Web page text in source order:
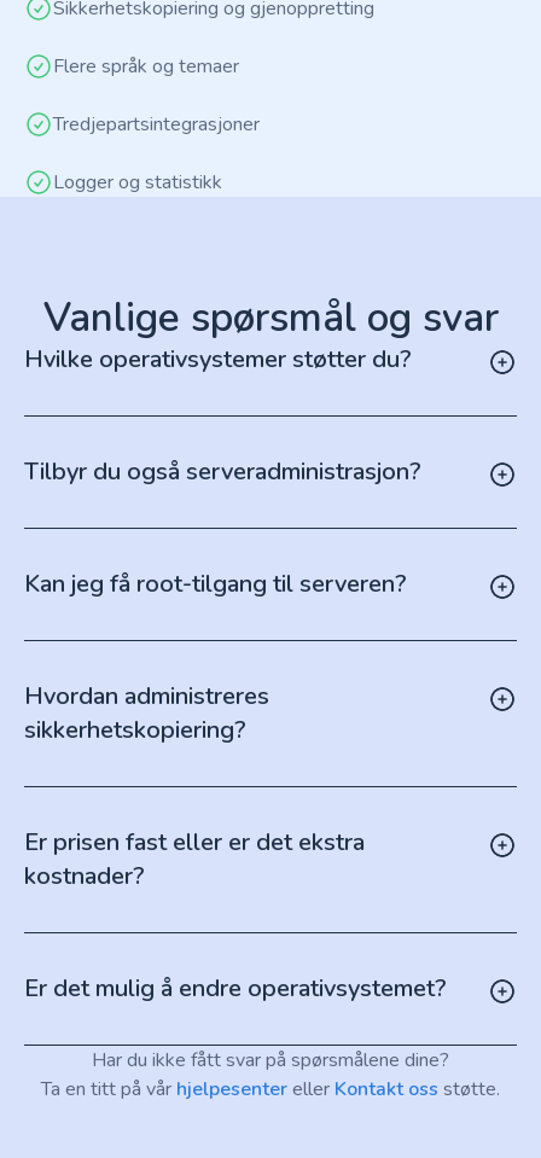
Sikkerhetskopiering og gjenoppretting
Flere språk og temaer
Tredjepartsintegrasjoner
Logger og statistikk
Vanlige spørsmål og svar
Hvilke operativsystemer støtter du?
Tilbyr du også serveradministrasjon?
Kan jeg få root-tilgang til serveren?
Hvordan administreres
sikkerhetskopiering?
Er prisen fast eller er det ekstra
kostnader?
Er det mulig å endre operativsystemet?
Har du ikke fått svar på spørsmålene dine?
Ta en titt på vår hjelpesentereller Kontakt oss støtte.